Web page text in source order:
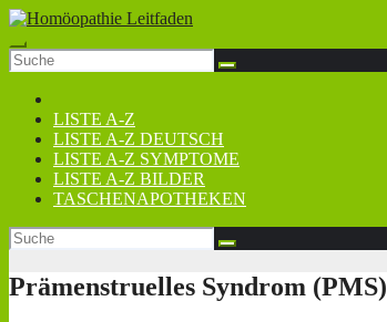
Zum
Inhalt
springen
LISTE A-Z
LISTE A-Z DEUTSCH
LISTE A-Z SYMPTOME
LISTE A-Z BILDER
TASCHENAPOTHEKEN
Prämenstruelles Syndrom (PMS)